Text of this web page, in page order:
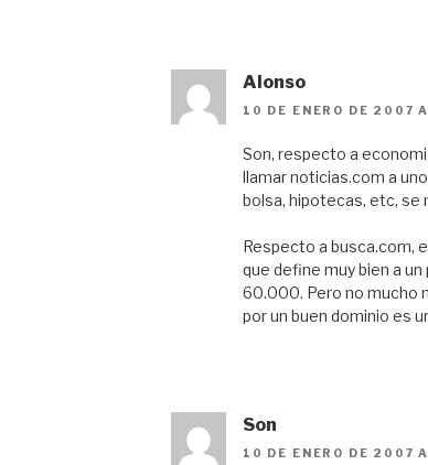
Alonso
10 DE ENERO DE 2007
Son, respecto a
llamar noticias.com a
bolsa, hipotecas, etc, se
Respecto a busca.com,
que define muy bien a
60.000. Pero no mucho
por un buen dominio es
Son
10 DE ENERO DE 2007